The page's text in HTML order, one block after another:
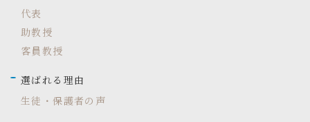
代表
助教授
客員教授
選ばれる理由
生徒・保護者の声